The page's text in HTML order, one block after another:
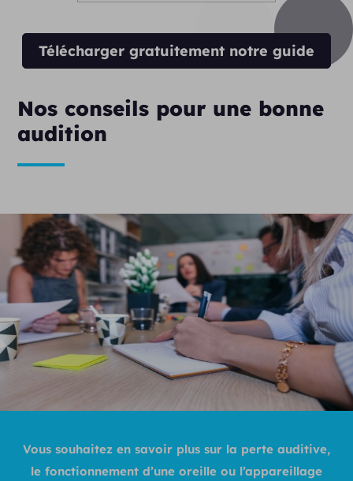
Télécharger gratuitement notre guide
Nos conseils pour une bonne
audition
Vous souhaitez en savoir plus sur la perte auditive,
le fonctionnement d’une oreille ou l’appareillage